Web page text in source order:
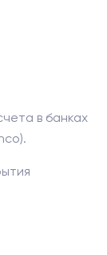
в банках